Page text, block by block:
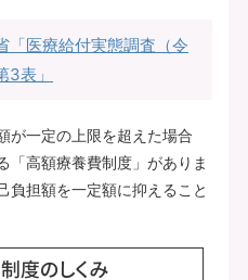
「医療給付実態調査（令
表」
が一定の上限を超えた場合
「高額療養費制度」がありま
負担額を一定額に抑えること